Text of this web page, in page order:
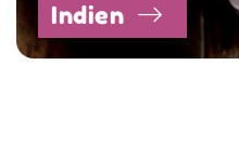
Indien